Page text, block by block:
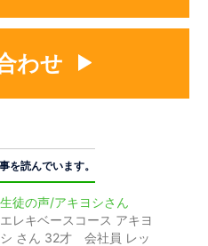
わせ
を読んでいます。
生徒の声/アキヨシさん
エレキベースコース アキヨ
シ さん 32才 会社員 レッ